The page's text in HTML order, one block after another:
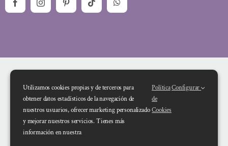
Financiado por la Unión Europea – NextGenerationEU. Sin embargo, los
Utilizamos cookies propias y de terceros para
obtener datos estadísticos de la navegación de
nuestros usuarios, ofrecer marketing personalizado
y mejorar nuestros servicios. Tienes más
información en nuestra
Política
de
Cookies
Configurar